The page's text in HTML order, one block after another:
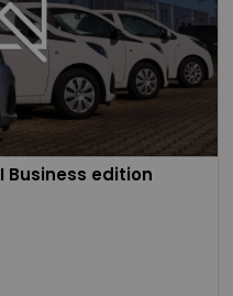
Business edition